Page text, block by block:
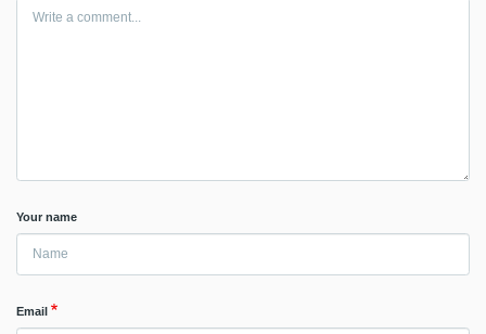
Your name
Email